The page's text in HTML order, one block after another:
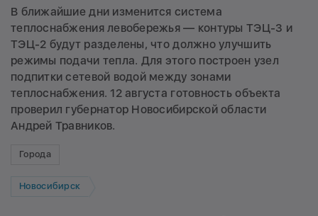
В ближайшие дни изменится система
теплоснабжения левобережья — контуры ТЭЦ-3 и
ТЭЦ-2 будут разделены, что должно улучшить
режимы подачи тепла. Для этого построен узел
подпитки сетевой водой между зонами
теплоснабжения. 12 августа готовность объекта
проверил губернатор Новосибирской области
Андрей Травников.
Города
Новосибирск